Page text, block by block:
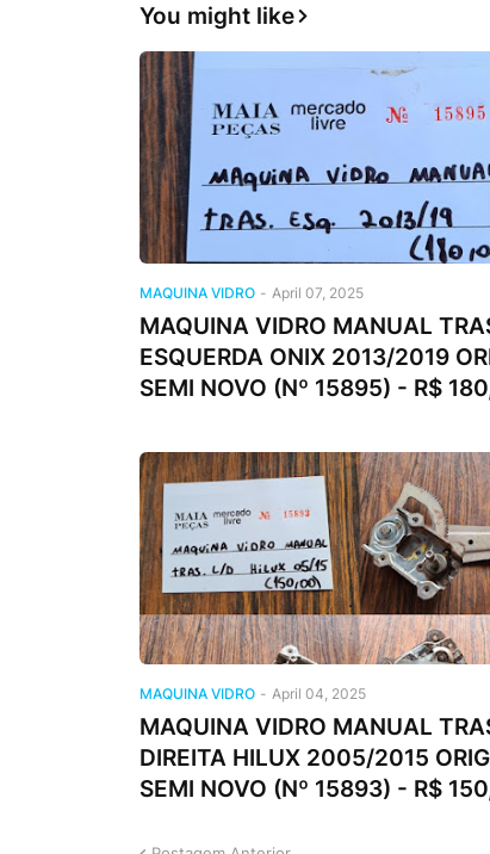
You might like
MAQUINA VIDRO - April 07, 2025
MAQUINA VIDRO MANUAL
ESQUERDA ONIX 2013/2019
SEMI NOVO (Nº 15895) - R$
MAQUINA VIDRO - April 04, 2025
MAQUINA VIDRO MANUAL
DIREITA HILUX 2005/2015
SEMI NOVO (Nº 15893) - R$